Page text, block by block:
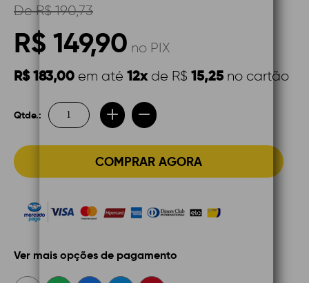
DeR$ 190,73
R$ 149,90 no PIX
R$ 183,00 em até 12xde R$ 15,25 no cartão
Qtde.:
COMPRAR AGORA
Ver mais opções de pagamento